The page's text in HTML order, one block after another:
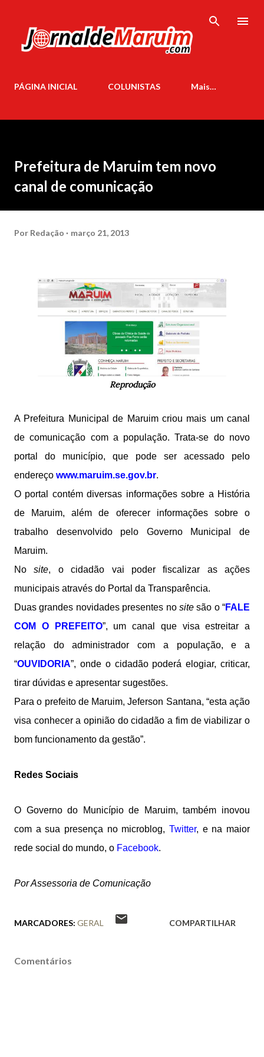
PÁGINA INICIAL COLUNISTAS Mais…
Prefeitura de Maruim tem novo
canal de comunicação
Por Redação março 21, 2013
Reprodução
A Prefeitura Municipal de Maruim criou mais um canal
de comunicação com a população. Trata-se do novo
portal do município, que pode ser acessado pelo
endereço www.maruim.se.gov.br.
O portal contém diversas informações sobre a História
de Maruim, além de oferecer informações sobre o
trabalho desenvolvido pelo Governo Municipal de
Maruim.
Nosite, o cidadão vai poder fiscalizar as ações
municipais através do Portal da Transparência.
Duas grandes novidades presentes no sitesão o “FALE
COM O PREFEITO”, um canal que visa estreitar a
relação do administrador com a população, e a
“OUVIDORIA”, onde o cidadão poderá elogiar, criticar,
tirar dúvidas e apresentar sugestões.
Para o prefeito de Maruim, Jeferson Santana, “esta ação
visa conhecer a opinião do cidadão a fim de viabilizar o
bom funcionamento da gestão”.
Redes Sociais
O Governo do Município de Maruim, também inovou
com a sua presença no microblog, Twitter, e na maior
rede social do mundo, o Facebook.
Por Assessoria de Comunicação
MARCADORES: GERAL COMPARTILHAR
Comentários